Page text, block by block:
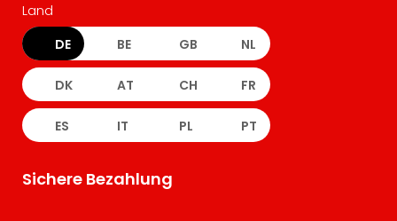
Land
DE BE GB NL
DK AT CH FR
ES IT PL PT
Sichere Bezahlung